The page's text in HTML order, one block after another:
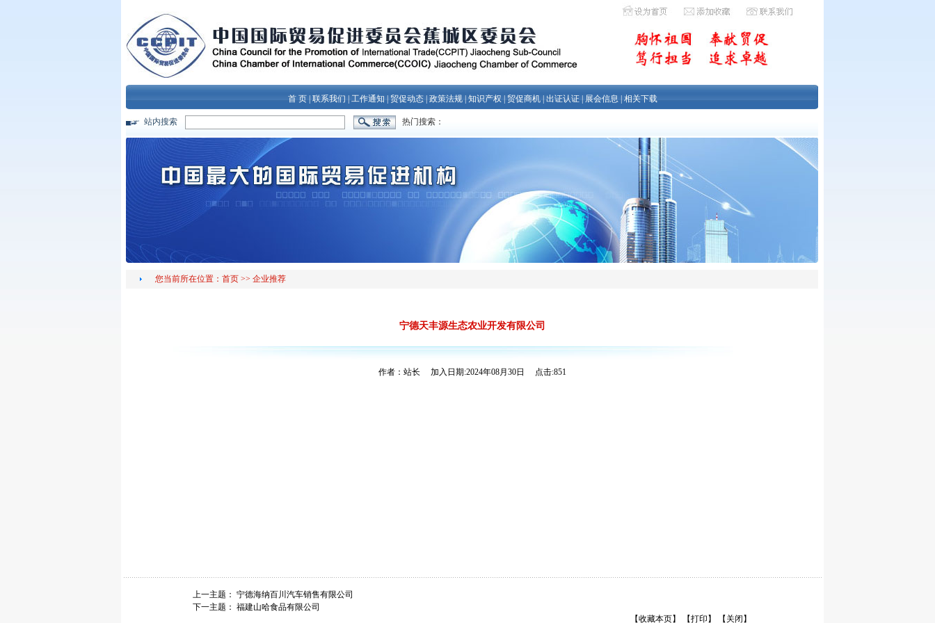
首 页| 联系我们 工作通知 贸促动态| 政策法规| 知识产权 贸促商机| 出证认证| 展会信息 相关下载
站内搜索 热门搜索：
您当前所在位置： 首页 >> 企业推荐
宁德天丰源生态农业开发有限公司
作者：站长 加入日期:2024年08月30日 点击:851
上一主题： 宁德海纳百川汽车销售有限公司
下一主题： 福建山哈食品有限公司
【收藏本页】
【打印】 【关闭】